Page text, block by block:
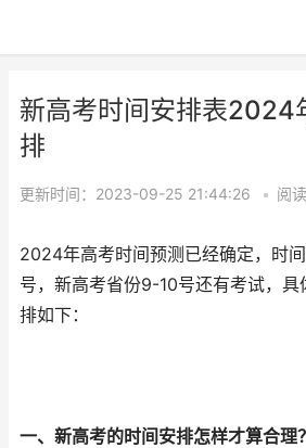
新高考时间安排表2024
排
更新时间：2023-09-25 21:44:26 • 阅读
2024年高考时间预测已经确定，时
号，新高考省份9-10号还有考试，具
排如下：
一、新高考的时间安排怎样才算合理？